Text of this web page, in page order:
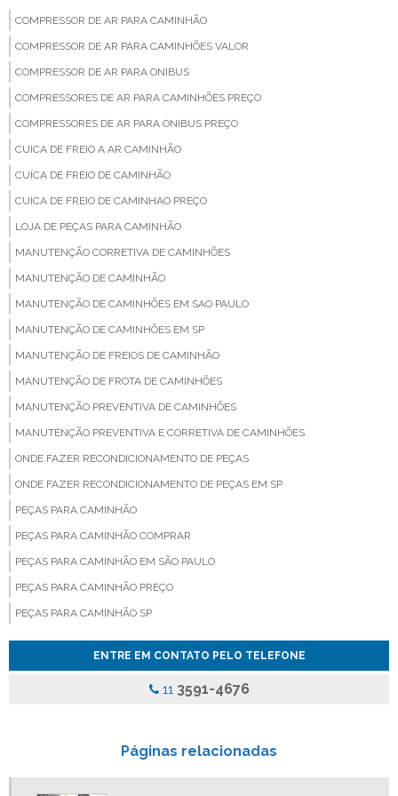
COMPRESSOR DE AR PARA CAMINHÃO
COMPRESSOR DE AR PARA CAMINHÕES VALOR
COMPRESSOR DE AR PARA ONIBUS
COMPRESSORES DE AR PARA CAMINHÕES PREÇO
COMPRESSORES DE AR PARA ONIBUS PREÇO
CUICA DE FREIO A AR CAMINHÃO
CUÍCA DE FREIO DE CAMINHÃO
CUICA DE FREIO DE CAMINHAO PREÇO
LOJA DE PEÇAS PARA CAMINHÃO
MANUTENÇÃO CORRETIVA DE CAMINHÕES
MANUTENÇÃO DE CAMINHÃO
MANUTENÇÃO DE CAMINHÕES EM SAO PAULO
MANUTENÇÃO DE CAMINHÕES EM SP
MANUTENÇÃO DE FREIOS DE CAMINHÃO
MANUTENÇÃO DE FROTA DE CAMINHÕES
MANUTENÇÃO PREVENTIVA DE CAMINHÕES
MANUTENÇÃO PREVENTIVA E CORRETIVA DE CAMINHÕES
ONDE FAZER RECONDICIONAMENTO DE PEÇAS
ONDE FAZER RECONDICIONAMENTO DE PEÇAS EM SP
PEÇAS PARA CAMINHÃO
PEÇAS PARA CAMINHÃO COMPRAR
PEÇAS PARA CAMINHÃO EM SÃO PAULO
PEÇAS PARA CAMINHÃO PREÇO
PEÇAS PARA CAMINHÃO SP
PEÇAS PARA CAMINHÃO VALOR
SERVIÇOS MECANICOS FREIO
ENTRE EM CONTATO PELO TELEFONE
11 3591-4676
Páginas relacionadas